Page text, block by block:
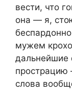
вести, что
она — я,
мужем
дальнейшие
прострацию
слова